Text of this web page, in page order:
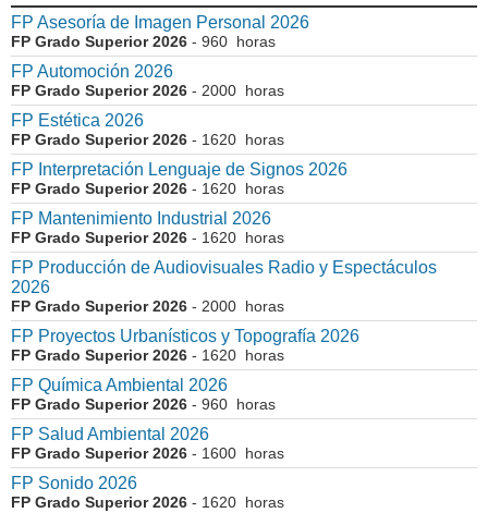
FP Asesoría de Imagen Personal 2026
FP Grado Superior 2026 - 960 horas
FP Automoción 2026
FP Grado Superior 2026 - 2000 horas
FP Estética 2026
FP Grado Superior 2026 - 1620 horas
FP Interpretación Lenguaje de Signos 2026
FP Grado Superior 2026 - 1620 horas
FP Mantenimiento Industrial 2026
FP Grado Superior 2026 - 1620 horas
FP Producción de Audiovisuales Radio y Espectáculos
2026
FP Grado Superior 2026 - 2000 horas
FP Proyectos Urbanísticos y Topografía 2026
FP Grado Superior 2026 - 1620 horas
FP Química Ambiental 2026
FP Grado Superior 2026 - 960 horas
FP Salud Ambiental 2026
FP Grado Superior 2026 - 1600 horas
FP Sonido 2026
FP Grado Superior 2026 - 1620 horas